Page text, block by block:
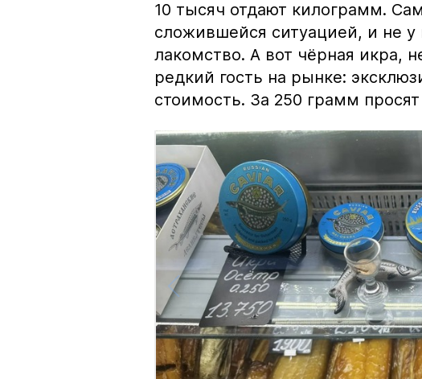
10 тысяч отдают килограмм.
сложившейся ситуацией, и не у
лакомство. А вот чёрная икра,
редкий гость на рынке:
стоимость. За 250 грамм